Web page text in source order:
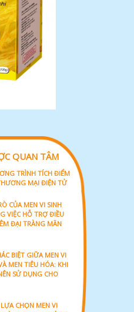
QUAN TÂM
TRÌNH TÍCH ĐIỂM
MẠI ĐIỆN TỬ
CỦA MEN VI SINH
VIỆC HỖ TRỢ ĐIỀU
ĐẠI TRÀNG MÃN
BIỆT GIỮA MEN VI
MEN TIÊU HÓA: KHI
SỬ DỤNG CHO
LỰA CHỌN MEN VI